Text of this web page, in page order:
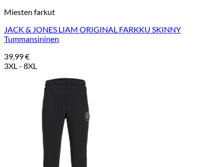
Miesten farkut
JACK & JONES LIAM ORIGINAL FARKKU SKINNY
Tummansininen
39,99€
3XL - 8XL